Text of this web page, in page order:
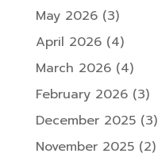
May 2026(3)
April 2026(4)
March 2026(4)
February 2026(3)
December 2025(3)
November 2025(2)